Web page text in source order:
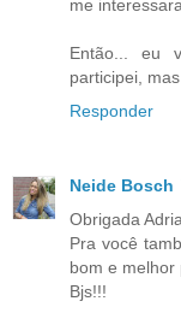
me
Então... eu
participei,
Responder
Neide Bosch
Obrigada
Pra você
bom e melhor
Bjs!!!